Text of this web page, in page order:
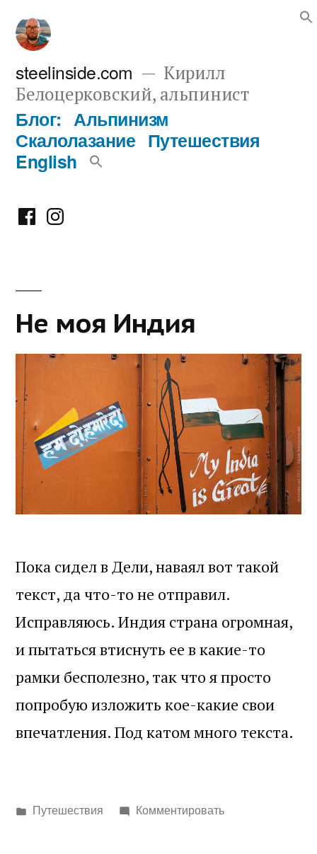
Перейти
содержимому
steelinside.com
Кирилл
Белоцерковский, альпинист
Блог: Альпинизм
Скалолазание Путешествия
English
ФейсбукИнстаграм
Не моя Индия
Пока сидел в Дели, наваял вот такой
текст, да что-то не отправил.
Исправляюсь. Индия страна огромная,
и пытаться втиснуть ее в какие-то
рамки бесполезно, так что я просто
попробую изложить кое-какие свои
впечатления. Под катом много текста.
Написано
Путешествия Комментировать